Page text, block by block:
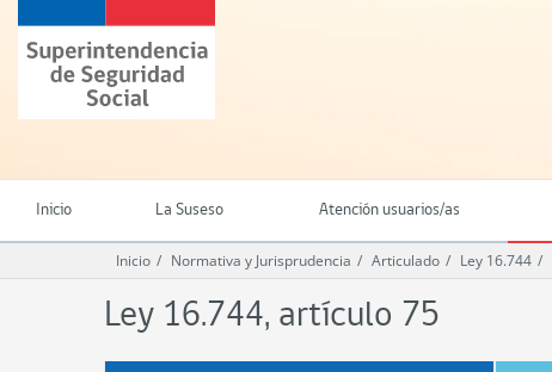
contenido
principal
Superintendencia
de
Seguridad
(SUSESO)
Chile
Inicio La Suseso Atención usuarios/as
Inicio Normativa y Jurisprudencia Articulado Ley 16.744
Ley 16.744, artículo 75